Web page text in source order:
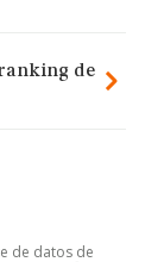
de
de datos de